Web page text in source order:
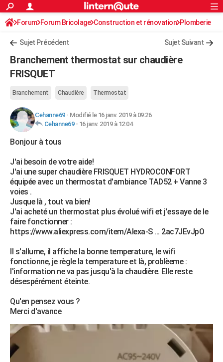
ACTUALITÉS
Politique
Société
Faits Divers
Education
Monde
Villes
+
Programme TV
TNTStreaming
Cinéma
Sorties cinéma
Musique
+FINANCE
Retraite
Impôts
Epargne
Immobilier
Risques naturels par ville
Banque
Assurance
Crédit
AUTO
Essais
Réserver un essai
Citadines
Berlines
SUV
Forum auto
HIGH-TECH
Mobiles
Meilleur smartphone
Internet
Ordinateurs
Jeux vidéo
Guide high-tech
BRICOLAGE
Guides de France
Escapades
Patrimoine
Expositions
Musées
Week-end nature
+LIFESTYLE
Art de vivre
Bien-être
Loisirs
Mode
Modes de vie
SANTE
Alimentation
Guide de la santé
Maladies
Médicaments
Sommeil
VOYAGE
Destinations
City break
Voyage nature
Voyage de noces
Forum
Climat
+PHOTO
GUIDES D'ACHAT
BONS PLANS
Carte de Noël
Carte Bonne année
Carte Saint-Valentin
Carte Pâques
Carte d'anniversaire
DICTIONNAIRE
Dictionnaire
Biographies
Citations
Expressions
Proverbes
PROGRAMME TV
COPAINS D'AVANT
Rechercher
S'inscrire
Connexion
Forum Forum Bricolage Construction et rénovation Plomberie
Sujet Précédent Sujet Suivant
Branchement thermostat sur chaudière
FRISQUET
Branchement Chaudière Thermostat
Cehanne69- Modifié le 16 janv. 2019 à 09:26
Cehanne69- 16 janv. 2019 à 12:04
Bonjour à tous
J'ai besoin de votre aide!
J'ai une super chaudière FRISQUET HYDROCONFORT
équipée avec un thermostat d'ambiance TAD52 + Vanne 3
voies .
Jusque là , tout va bien!
J'ai acheté un thermostat plus évolué wifi et j'essaye de le
faire fonctionner :
https://www.aliexpress.com/item/Alexa-S ... 2ac7JEvJpO
Il s'allume, il affiche la bonne temperature, le wifi
fonctionne, je règle la temperature et là, problèeme :
l'information ne va pas jusqu'à la chaudière. Elle reste
désespérément éteinte.
Qu'en pensez vous ?
Merci d'avance